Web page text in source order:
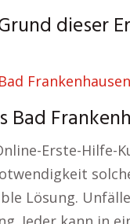
dieser
Bad
Erste-
Lösung.